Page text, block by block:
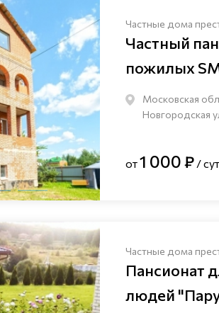
Частные дома
Частный
пожилых
Московская
Новгородская
от1 000 ₽ /
Частные дома
Пансионат
людей